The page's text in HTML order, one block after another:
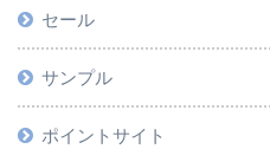
セール
サンプル
ポイントサイト